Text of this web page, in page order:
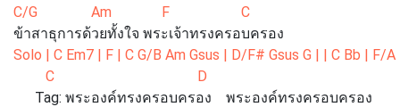
C/G Am F C
ข้าสาธุการด้วยทั้งใจ พระเจ้าทรงครอบครอง
Solo | C Em7 | F | C G/B Am Gsus | D/F# Gsus G | | C Bb | F/
C D
Tag: พระองค์ทรงครอบครอง พระองค์ทรงครอบครอง